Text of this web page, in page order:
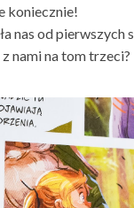
koniecznie!
nas od
nami na tom trzeci?